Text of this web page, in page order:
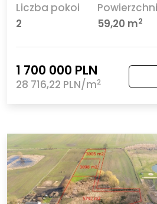
Liczba pokoi
2
59,20 m2
1 700 000 PLN
28 716,22 PLN/m2